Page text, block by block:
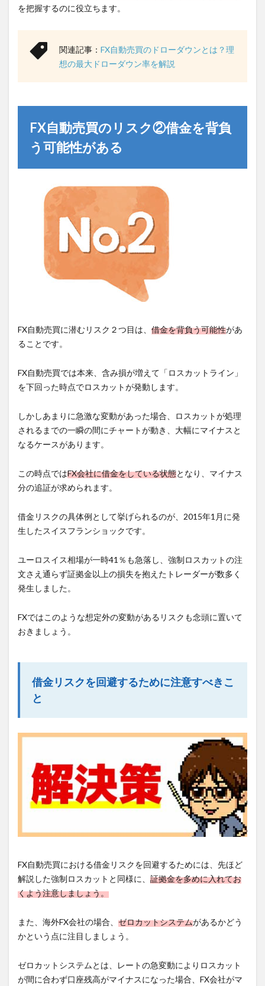
を把握するのに役立ちます。
関連記事： FX自動売買のドローダウンとは？理
想の最大ドローダウン率を解説
FX自動売買のリスク②借金を背負
う可能性がある
FX自動売買に潜むリスク２つ目は、 借金を背負う可能性があ
ることです。
FX自動売買では本来、含み損が増えて「ロスカットライン」
を下回った時点でロスカットが発動します。
しかしあまりに急激な変動があった場合、ロスカットが処理
されるまでの一瞬の間にチャートが動き、大幅にマイナスと
なるケースがあります。
この時点ではFX会社に借金をしている状態となり、マイナス
分の追証が求められます。
借金リスクの具体例として挙げられるのが、2015年1月に発
生したスイスフランショックです。
ユーロスイス相場が一時41％も急落し、強制ロスカットの注
文さえ通らず証拠金以上の損失を抱えたトレーダーが数多く
発生しました。
FXではこのような想定外の変動があるリスクも念頭に置いて
おきましょう。
借金リスクを回避するために注意すべきこ
と
FX自動売買における借金リスクを回避するためには、先ほど
解説した強制ロスカットと同様に、 証拠金を多めに入れてお
くよう注意しましょう。
また、海外FX会社の場合、 ゼロカットシステムがあるかどう
かという点に注目しましょう。
ゼロカットシステムとは、レートの急変動によりロスカット
が間に合わず口座残高がマイナスになった場合、FX会社がマ